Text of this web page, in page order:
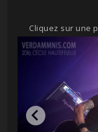
Cliquez sur une